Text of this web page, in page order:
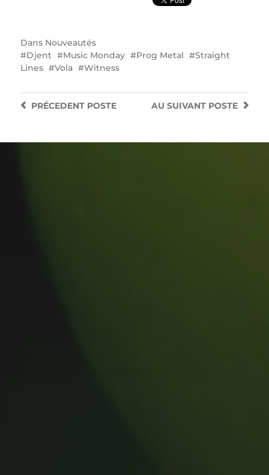
Dans Nouveautés
Djent
Music Monday Prog Metal
Straight
Lines
Vola Witness
AU SUIVANT POSTE
PRÉCEDENTPOSTE